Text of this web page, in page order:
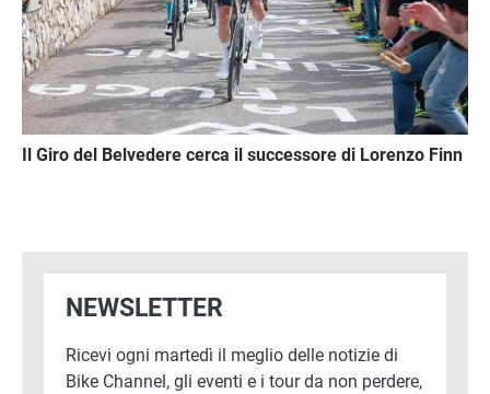
Il Giro del Belvedere cerca il successore di Lorenzo Finn
NEWSLETTER
Ricevi ogni martedì il meglio delle notizie di
Bike Channel, gli eventi e i tour da non perdere,